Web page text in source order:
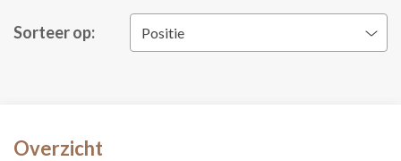
Sorteer op: Positie
Overzicht